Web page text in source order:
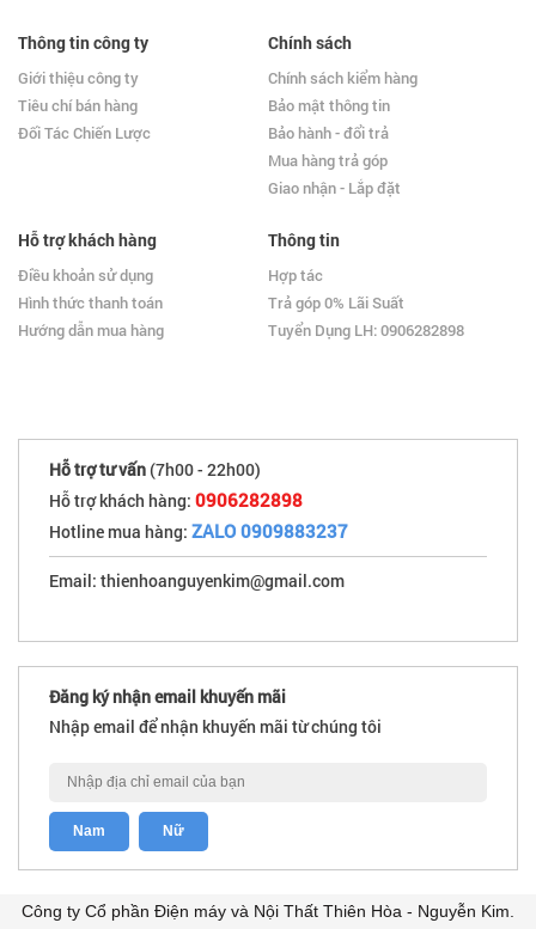
Thông tin công ty
Giới thiệu công ty
Tiêu chí bán hàng
Đối Tác Chiến Lược
Chính sách
Chính sách kiểm hàng
Bảo mật thông tin
Bảo hành - đổi trả
Mua hàng trả góp
Giao nhận - Lắp đặt
Hỗ trợ khách hàng
Điều khoản sử dụng
Hình thức thanh toán
Hướng dẫn mua hàng
Thông tin
Hợp tác
Trả góp 0% Lãi Suất
Tuyển Dụng LH: 0906282898
Hỗ trợ tư vấn (7h00 - 22h00)
Hỗ trợ khách hàng: 0906282898
Hotline mua hàng: ZALO 0909883237
Email: thienhoanguyenkim@gmail.com
Đăng ký nhận email khuyến mãi
Nhập email để nhận khuyến mãi từ chúng tôi
Công ty Cổ phần Điện máy và Nội Thất Thiên Hòa - Nguyễn Kim.